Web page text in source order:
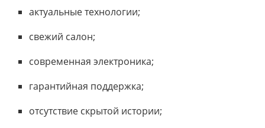
актуальные технологии;
свежий салон;
современная электроника;
гарантийная поддержка;
отсутствие скрытой истории;